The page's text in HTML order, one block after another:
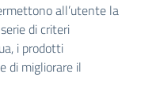
all’utente la
di criteri
i prodotti
di migliorare il